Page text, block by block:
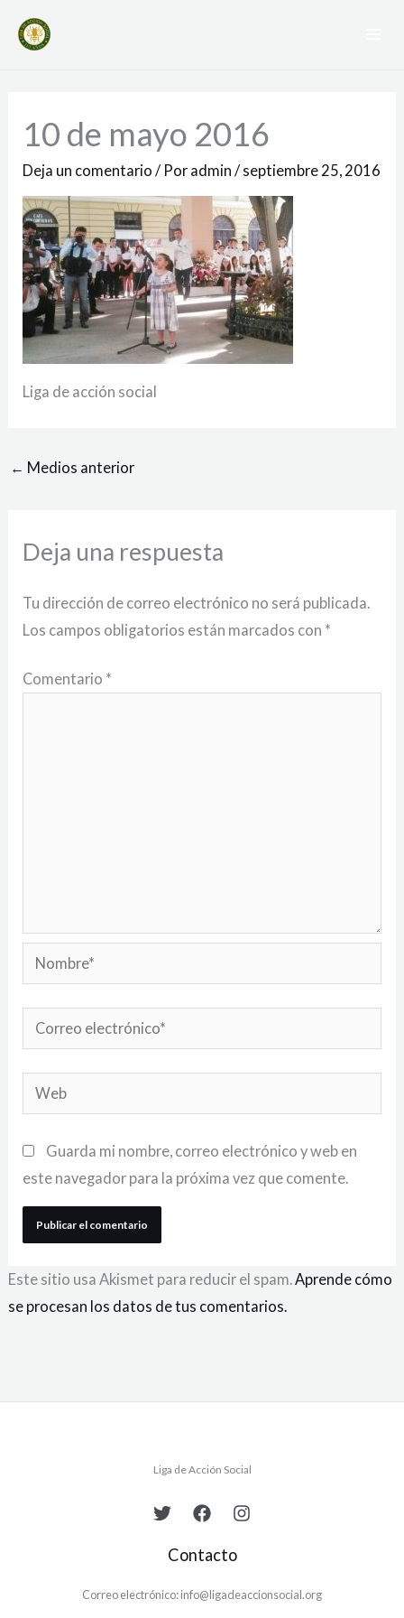
10 de mayo 2016
Deja un comentario / Por admin/ septiembre 25, 2016
Liga de acción social
← Medios anterior
Deja una respuesta
Tu dirección de correo electrónico no será publicada.
Los campos obligatorios están marcados con *
Comentario *
Nombre*
Correo
electrónico*
Web
Guarda mi nombre, correo electrónico y web en
este navegador para la próxima vez que comente.
Este sitio usa Akismet para reducir el spam.Aprende cómo
se procesan los datos de tus comentarios.
Liga de Acción Social
Contacto
Correo electrónico: info@ligadeaccionsocial.org